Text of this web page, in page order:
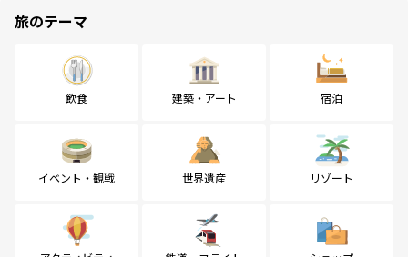
旅のテーマ
飲食 建築・アート 宿泊
イベント・観戦 世界遺産 リゾート